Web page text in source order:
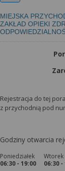
MIEJSKA
ZAKŁAD OPIEKI
Rejestracja do tej
z przychodnią pod
Godziny otwarcia
Poniedziałek
06:30 - 19:00
Wtorek
06:30 -